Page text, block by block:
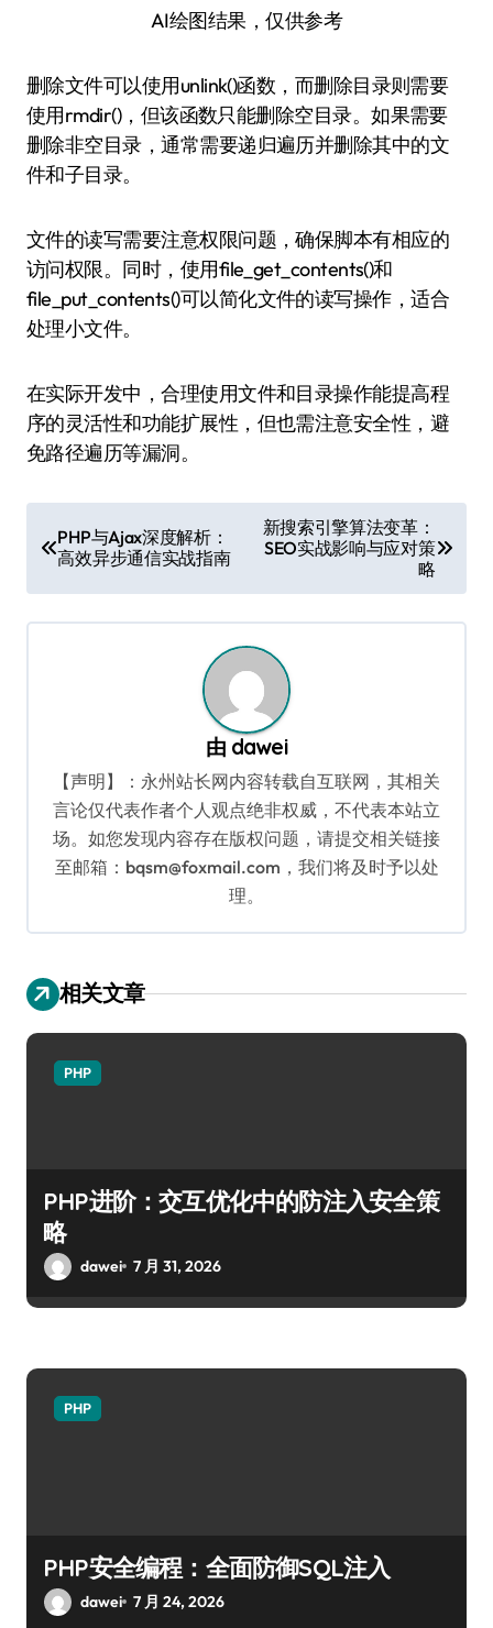
AI绘图结果，仅供参考
删除文件可以使用unlink()函数，而删除目录则需要
使用rmdir()，但该函数只能删除空目录。如果需要
删除非空目录，通常需要递归遍历并删除其中的文
件和子目录。
文件的读写需要注意权限问题，确保脚本有相应的
访问权限。同时，使用file_get_contents()和
file_put_contents()可以简化文件的读写操作，适合
处理小文件。
在实际开发中，合理使用文件和目录操作能提高程
序的灵活性和功能扩展性，但也需注意安全性，避
免路径遍历等漏洞。
章
导
航
PHP与Ajax深度解析：
高效异步通信实战指南
新搜索引擎算法变革：
SEO实战影响与应对策
略
由 dawei
【声明】：永州站长网内容转载自互联网，其相关
言论仅代表作者个人观点绝非权威，不代表本站立
场。如您发现内容存在版权问题，请提交相关链接
至邮箱：bqsm@foxmail.com，我们将及时予以处
理。
相关文章
PHP
PHP进阶：交互优化中的防注入安全策
略
dawei 7 月 31, 2026
PHP
PHP安全编程：全面防御SQL注入
dawei 7 月 24, 2026